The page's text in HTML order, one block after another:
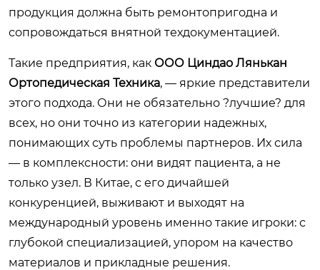
продукция должна быть ремонтопригодна и
сопровождаться внятной техдокументацией.
Такие предприятия, как ООО Циндао Лянькан
Ортопедическая Техника, — яркие представители
этого подхода. Они не обязательно ?лучшие? для
всех, но они точно из категории надежных,
понимающих суть проблемы партнеров. Их сила
— в комплексности: они видят пациента, а не
только узел. В Китае, с его дичайшей
конкуренцией, выживают и выходят на
международный уровень именно такие игроки: с
глубокой специализацией, упором на качество
материалов и прикладные решения.